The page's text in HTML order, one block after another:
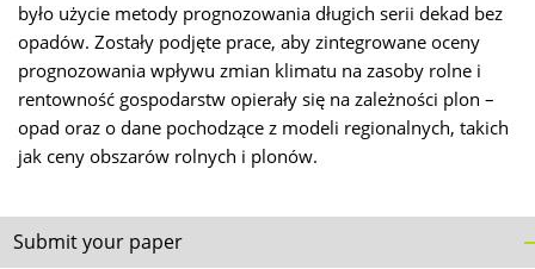
było użycie metody prognozowania długich serii dekad bez
opadów. Zostały podjęte prace, aby zintegrowane oceny
prognozowania wpływu zmian klimatu na zasoby rolne i
rentowność gospodarstw opierały się na zależności plon –
opad oraz o dane pochodzące z modeli regionalnych, takich
jak ceny obszarów rolnych i plonów.
Submit your paper